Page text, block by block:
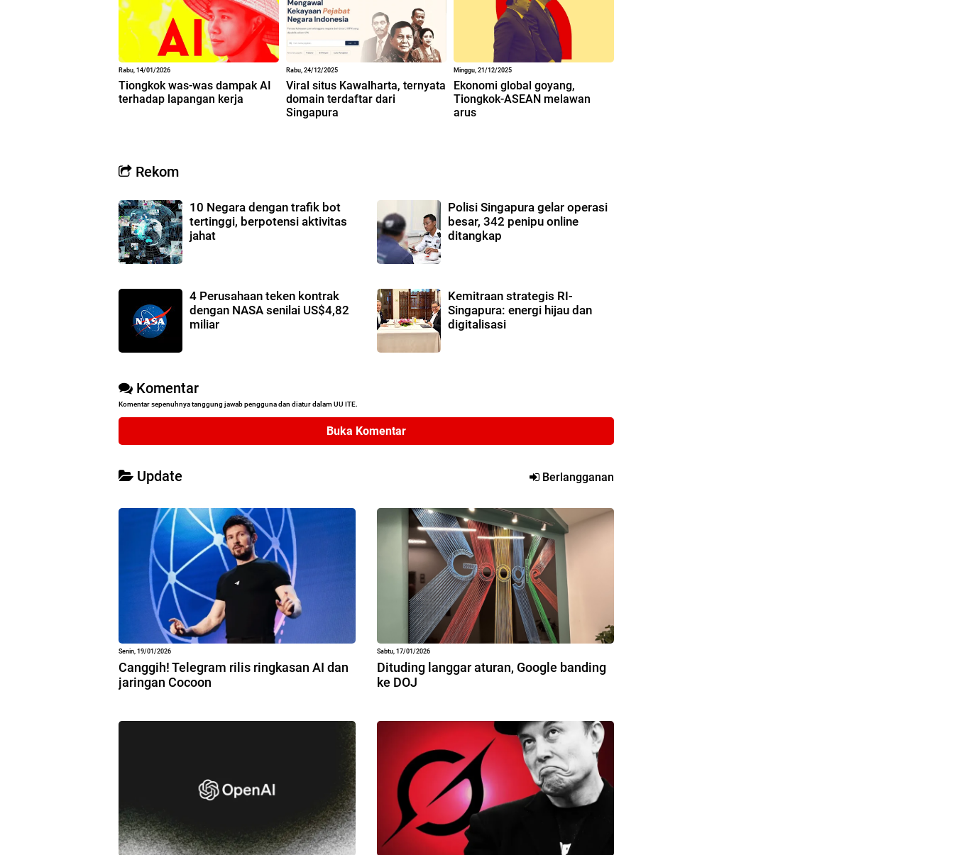
Rabu, 14/01/2026
Tiongkok was-was dampak AI
terhadap lapangan kerja
Rabu, 24/12/2025
Viral situs Kawalharta, ternyata
domain terdaftar dari
Singapura
Minggu, 21/12/2025
Ekonomi global goyang,
Tiongkok-ASEAN melawan
arus
Rekom
10 Negara dengan trafik bot
tertinggi, berpotensi aktivitas
jahat
Polisi Singapura gelar operasi
besar, 342 penipu online
ditangkap
4 Perusahaan teken kontrak
dengan NASA senilai US$4,82
miliar
Kemitraan strategis RI-
Singapura: energi hijau dan
digitalisasi
Komentar
Komentar sepenuhnya tanggung jawab pengguna dan diatur dalam UU ITE.
Buka Komentar
Update Berlangganan
Senin, 19/01/2026
Canggih! Telegram rilis ringkasan AI dan
jaringan Cocoon
Sabtu, 17/01/2026
Dituding langgar aturan, Google banding
ke DOJ